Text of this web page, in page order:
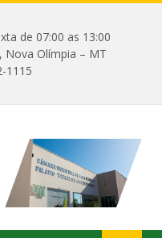
de 07:00 as 13:00
Nova Olímpia – MT
1115